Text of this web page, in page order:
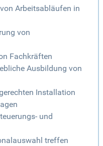
Arbeitsabläufen in
von
Fachkräften
Ausbildung von
Installation
und
treffen